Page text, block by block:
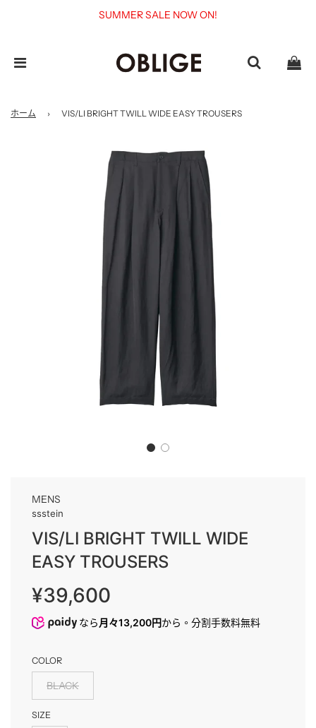
SUMMER SALE NOW ON!
ホーム › VIS/LI BRIGHT TWILL WIDE EASY TROUSERS
MENS
ssstein
VIS/LI BRIGHT TWILL WIDE
EASY TROUSERS
販
売
価
通
常
価
¥39,600
なら 月々13,200円から。分割手数料無料
COLOR
BLACK
SIZE